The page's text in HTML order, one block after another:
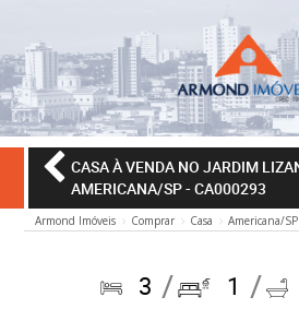
CASA À VENDA NO JARDIM
AMERICANA/SP- CA000293
Armond Imóveis Comprar Casa Americana/SP
3 1